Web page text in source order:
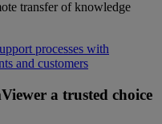
transfer of knowledge
processes with
and customers
a trusted choice